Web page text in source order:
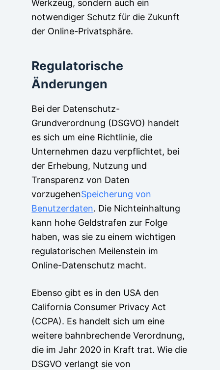
Werkzeug, sondern auch ein
notwendiger Schutz für die Zukunft
der Online-Privatsphäre.
Regulatorische
Änderungen
Bei der Datenschutz-
Grundverordnung (DSGVO) handelt
es sich um eine Richtlinie, die
Unternehmen dazu verpflichtet, bei
der Erhebung, Nutzung und
Transparenz von Daten
vorzugehenSpeicherung von
Benutzerdaten. Die Nichteinhaltung
kann hohe Geldstrafen zur Folge
haben, was sie zu einem wichtigen
regulatorischen Meilenstein im
Online-Datenschutz macht.
Ebenso gibt es in den USA den
California Consumer Privacy Act
(CCPA). Es handelt sich um eine
weitere bahnbrechende Verordnung,
die im Jahr 2020 in Kraft trat. Wie die
DSGVO verlangt sie von